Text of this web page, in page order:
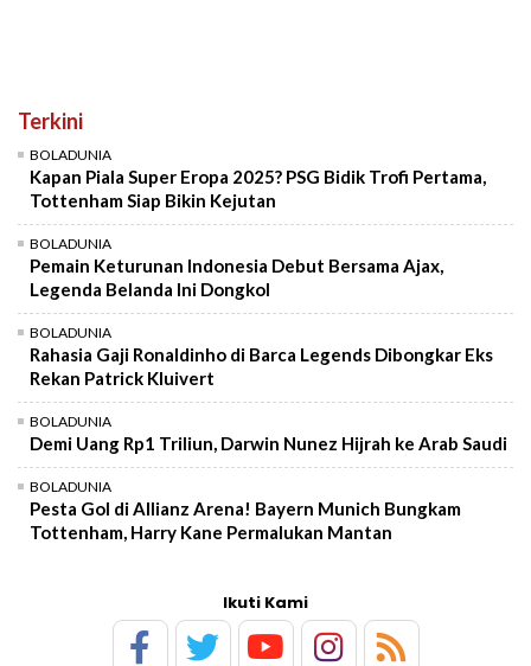
Terkini
BOLADUNIA
Kapan Piala Super Eropa 2025? PSG Bidik Trofi Pertama,
Tottenham Siap Bikin Kejutan
BOLADUNIA
Pemain Keturunan Indonesia Debut Bersama Ajax,
Legenda Belanda Ini Dongkol
BOLADUNIA
Rahasia Gaji Ronaldinho di Barca Legends Dibongkar Eks
Rekan Patrick Kluivert
BOLADUNIA
Demi Uang Rp1 Triliun, Darwin Nunez Hijrah ke Arab Saudi
BOLADUNIA
Pesta Gol di Allianz Arena! Bayern Munich Bungkam
Tottenham, Harry Kane Permalukan Mantan
Ikuti Kami